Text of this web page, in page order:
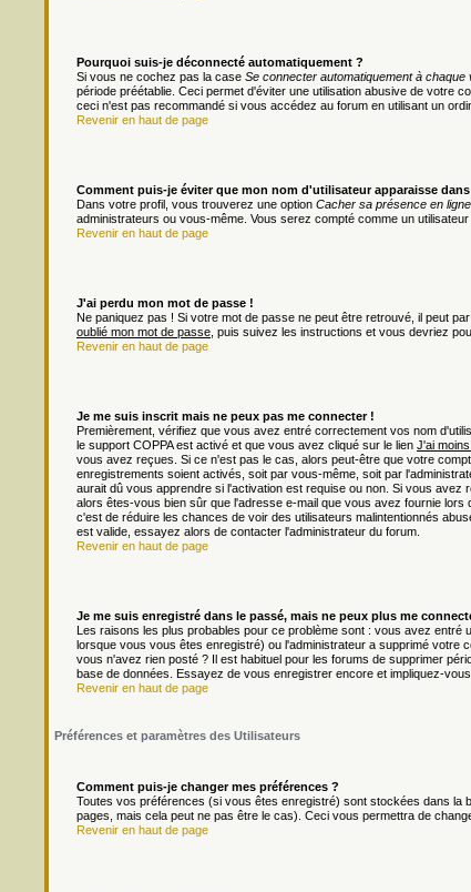
Pourquoi suis-je déconnecté automatiquement ?
Si vous ne cochez pas la case Se connecter automatiquement à chaque
période préétablie. Ceci permet d'éviter une utilisation abusive de votre
ceci n'est pas recommandé si vous accédez au forum en utilisant un
Revenir en haut de page
Comment puis-je éviter que mon nom d'utilisateur apparaisse
Dans votre profil, vous trouverez une option Cacher sa présence en ligne
administrateurs ou vous-même. Vous serez compté comme un utilisateur
Revenir en haut de page
J'ai perdu mon mot de passe !
Ne paniquez pas ! Si votre mot de passe ne peut être retrouvé, il peut
oublié mon mot de passe , puis suivez les instructions et vous devriez
Revenir en haut de page
Je me suis inscrit mais ne peux pas me connecter !
Premièrement, vérifiez que vous avez entré correctement vos nom
le support COPPA est activé et que vous avez cliqué sur le lien J'ai
vous avez reçues. Si ce n'est pas le cas, alors peut-être que votre
enregistrements soient activés, soit par vous-même, soit par
aurait dû vous apprendre si l'activation est requise ou non. Si vous
alors êtes-vous bien sûr que l'adresse e-mail que vous avez fournie
c'est de réduire les chances de voir des utilisateurs malintentionnés
est valide, essayez alors de contacter l'administrateur du forum.
Revenir en haut de page
Je me suis enregistré dans le passé, mais ne peux plus me
Les raisons les plus probables pour ce problème sont : vous avez
lorsque vous vous êtes enregistré) ou l'administrateur a supprimé votre
vous n'avez rien posté ? Il est habituel pour les forums de supprimer
base de données. Essayez de vous enregistrer encore et impliquez-
Revenir en haut de page
Préférences et paramètres des Utilisateurs
Comment puis-je changer mes préférences ?
Toutes vos préférences (si vous êtes enregistré) sont stockées dans la
pages, mais cela peut ne pas être le cas). Ceci vous permettra de
Revenir en haut de page